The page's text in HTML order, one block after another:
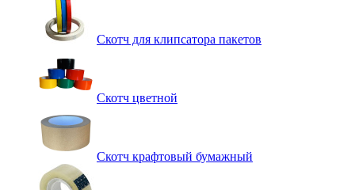
Скотч для клипсатора пакетов
Скотч цветной
Скотч крафтовый бумажный